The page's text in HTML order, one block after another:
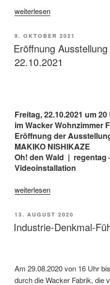
„Rainer
|
VIDEO
PORTRAITS
VOL.
weiterlesen
VERÖFFENTLICHT
AM
9. OKTOBER 2021
Eröffnung
22.10.2021
Freitag, 22.10.2021 um 20
im Wacker Wohnzimmer
Eröffnung der
MAKIKO NISHIKAZE
Oh! den Wald | regentag
Videoinstallation
„Eröffnung
Makiko
Nishikaze
weiterlesen
VERÖFFENTLICHT
AM
13. AUGUST 2020
Industrie-Denkmal-
Am 29.08.2020 von 16 Uhr
durch die Wacker Fabrik, die